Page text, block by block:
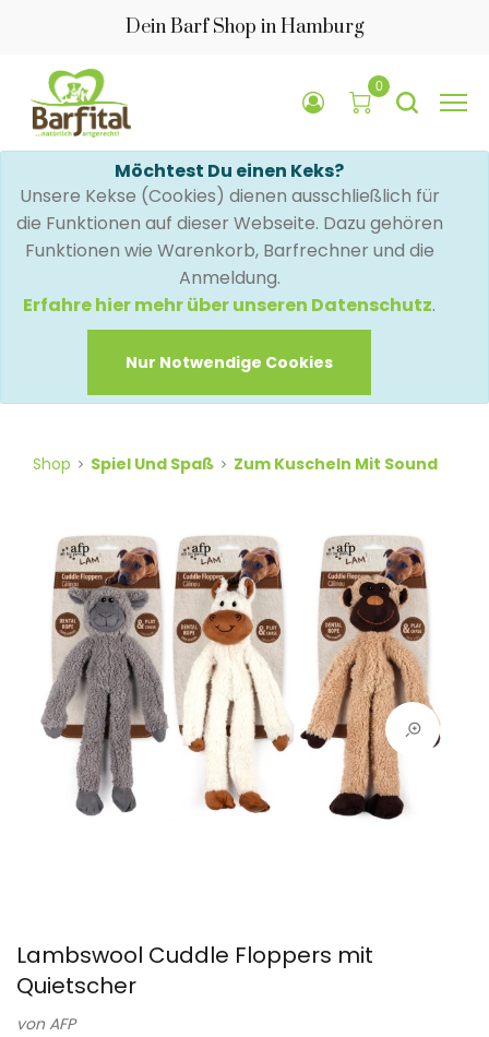
Dein Barf Shop in Hamburg
0
Möchtest Du einen Keks?
Unsere Kekse (Cookies) dienen ausschließlich für
die Funktionen auf dieser Webseite. Dazu gehören
Funktionen wie Warenkorb, Barfrechner und die
Anmeldung.
Erfahre hier mehr über unseren Datenschutz.
Nur Notwendige Cookies
Shop Spiel Und Spaß Zum Kuscheln Mit Sound
Lambswool Cuddle Floppers mit
Quietscher
vonAFP